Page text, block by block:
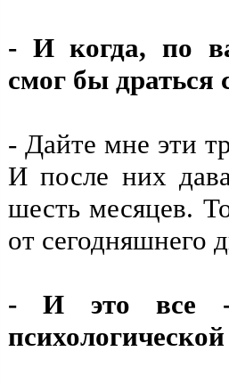
- И когда, по
смог бы драться
- Дайте мне эти
И после них
шесть месяцев.
от сегодняшнего
- И это все -